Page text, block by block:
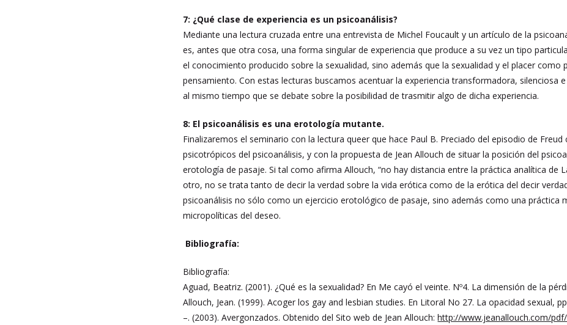
7: ¿Qué clase de experiencia es un psicoanálisis?
Mediante una lectura cruzada entre una entrevista de Michel Foucault y un artículo de la
es, antes que otra cosa, una forma singular de experiencia que produce a su vez un tipo
el conocimiento producido sobre la sexualidad, sino además que la sexualidad y el placer
pensamiento. Con estas lecturas buscamos acentuar la experiencia transformadora, silenciosa
al mismo tiempo que se debate sobre la posibilidad de trasmitir algo de dicha experiencia.
8: El psicoanálisis es una erotología mutante.
Finalizaremos el seminario con la lectura queer que hace Paul B. Preciado del episodio de
psicotrópicos del psicoanálisis, y con la propuesta de Jean Allouch de situar la posición del
erotología de pasaje. Si tal como afirma Allouch, “no hay distancia entre la práctica analítica de
otro, no se trata tanto de decir la verdad sobre la vida erótica como de la erótica del decir
psicoanálisis no sólo como un ejercicio erotológico de pasaje, sino además como una práctica
micropolíticas del deseo.
Bibliografía:
Bibliografía:
Aguad, Beatriz. (2001). ¿Qué es la sexualidad? En Me cayó el veinte. Nº4. La dimensión de la
Allouch, Jean. (1999). Acoger los gay and lesbian studies. En Litoral No 27. La opacidad sexual,
–. (2003). Avergonzados. Obtenido del Sito web de Jean Allouch:http://www.jeanallouch.com/